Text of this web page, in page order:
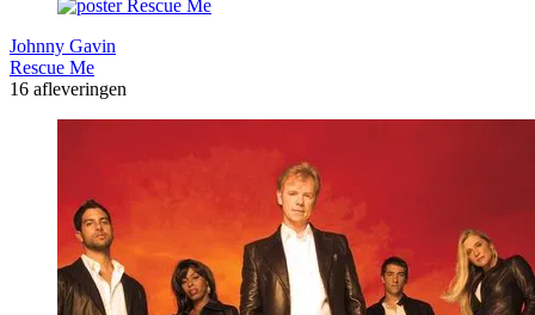
Johnny Gavin
Rescue Me
16 afleveringen